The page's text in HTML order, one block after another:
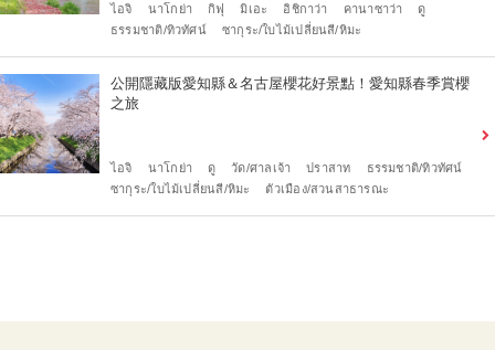
ไอจิ นาโกย่า กิฟุ มิเอะ อิชิกาว่า คานาซาว่า
ดู
ธรรมชาติ/ทิวทัศน์
ซากุระ/ใบไม้เปลี่ยนสี/หิมะ
公開隱藏版愛知縣＆名古屋櫻花好景點！愛知縣春季賞櫻
之旅
ไอจิ นาโกย่า ดู วัด/ศาลเจ้า ปราสาท
ธรรมชาติ/ทิวทัศน์
ซากุระ/ใบไม้เปลี่ยนสี/หิมะ
ตัวเมือง/สวนสาธารณะ